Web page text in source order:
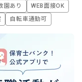
園あり
WEB面接OK
自転車通勤可